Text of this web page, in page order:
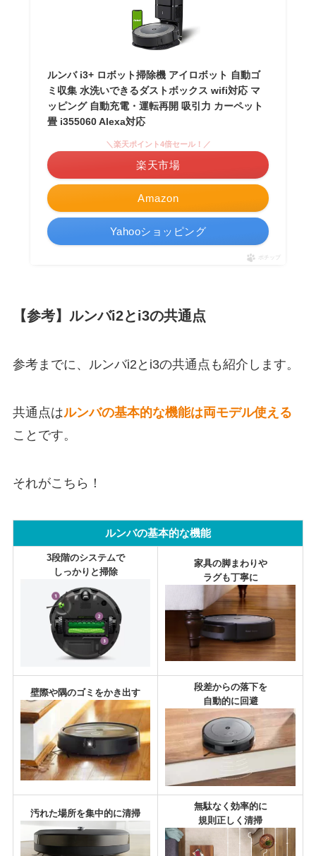
ルンバ i3+ ロボット掃除機 アイロボット 自動ゴ
ミ収集 水洗いできるダストボックス wifi対応 マ
ッピング 自動充電・運転再開 吸引力 カーペット
畳 i355060 Alexa対応
Amazon
＼楽天ポイント4倍セール！／
楽天市場
Yahooショッピング
ポチップ
【参考】ルンバi2とi3の共通点
参考までに、ルンバi2とi3の共通点も紹介します。
共通点はルンバの基本的な機能は両モデル使える
ことです。
それがこちら！
ルンバの基本的な機能
3段階のシステムで
しっかりと掃除
家具の脚まわりや
ラグも丁寧に
壁際や隅のゴミをかき出す
段差からの落下を
自動的に回避
汚れた場所を集中的に清掃
無駄なく効率的に
規則正しく清掃